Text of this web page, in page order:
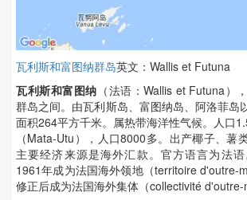
瓦利斯和富图纳群岛英文：Wallis et Futuna
瓦利斯和富图纳 （法语：Wallis et Futuna）
群岛之间。由瓦利斯岛、富图纳岛、阿洛菲岛
面积264平方千米。属热带海洋性气候。人口
（Mata-Utu），人口8000多。出产椰子、薯
主要经济来源是海外汇款。官方语言为法语
1961年成为法国海外领地（territoire d'outre-
修正后成为法国海外集体（collectivité d'outre-